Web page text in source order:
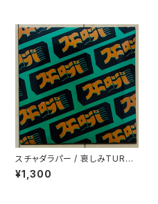
スチャダラパー / 哀しみTURN I
T UP
¥1,300